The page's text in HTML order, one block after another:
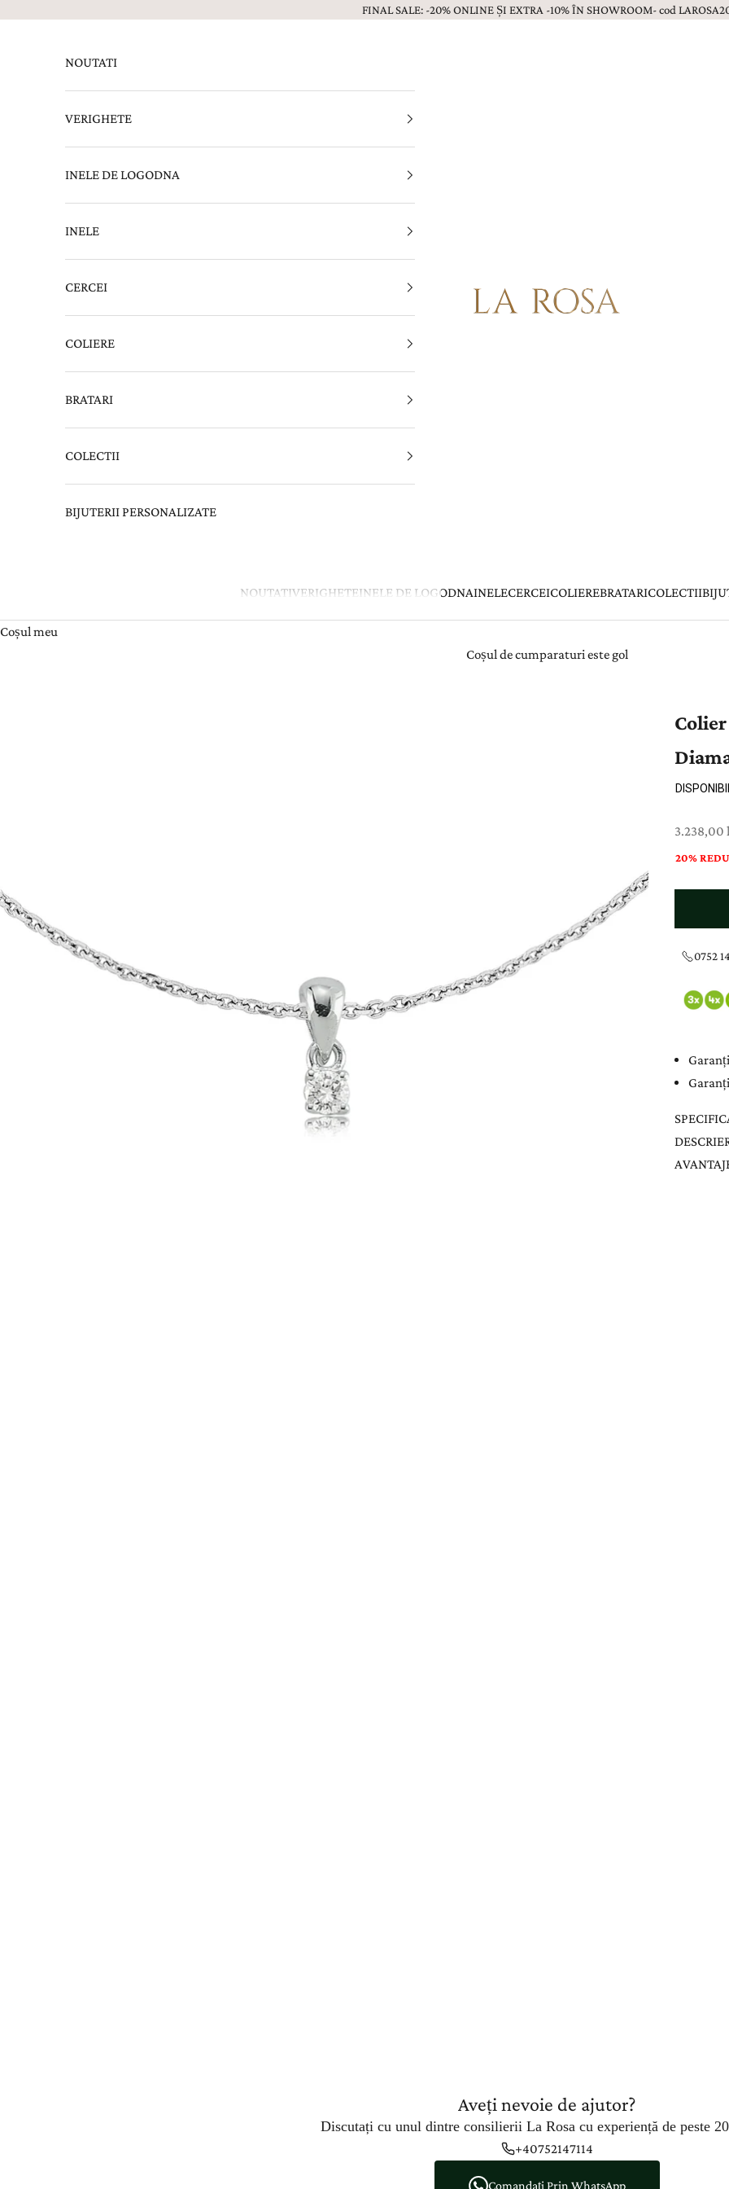
FINAL SALE: -20% ONLINE ȘI EXTRA -10% ÎN SHOWROOM- cod
Bijuterii LA ROSA
NOUTATIVERIGHETEINELE DE LOGODNAINELECERCEICOLIEREBRATARICOLECTII
NOUTATI
VERIGHETE
INELE DE LOGODNA
INELE
CERCEI
COLIERE
BRATARI
COLECTII
BIJUTERII PERSONALIZATE
Coșul meu
Coșul de cumparaturi este gol
Preț cu
3.238,00
20%
0752
Aveți nevoie de ajutor?
Discutați cu unul dintre consilierii La Rosa cu experiență de peste
+40752147114
Comandați Prin WhatsApp